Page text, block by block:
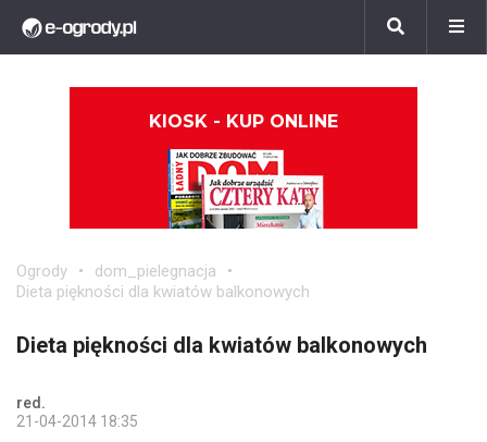
KIOSK - KUP ONLINE
Ogrody
dom_pielegnacja
Dieta piękności dla kwiatów balkonowych
Dieta piękności dla kwiatów balkonowych
red.
21-04-2014 18:35